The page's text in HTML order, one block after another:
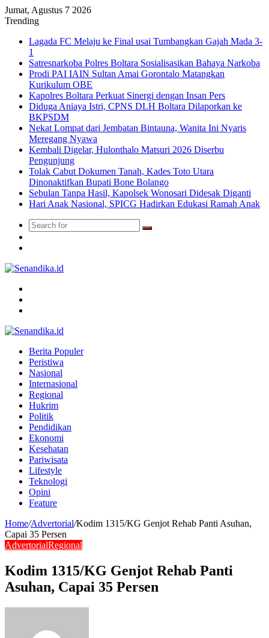
Jumat, Agustus 7 2026
Trending
Lagada FC Melaju ke Final usai Tumbangkan Gajah Mada 3-
1
Satresnarkoba Polres Boltara Sosialisasikan Bahaya Narkoba
Prodi PAI IAIN Sultan Amai Gorontalo Matangkan
Kurikulum OBE
Kapolres Boltara Perkuat Sinergi dengan Insan Pers
Diduga Aniaya Istri, CPNS DLH Boltara Dilaporkan ke
BKPSDM
Nekat Lompat dari Jembatan Bintauna, Wanita Ini Nyaris
Meregang Nyawa
Kembali Digelar, Hulonthalo Matsuri 2026 Diserbu
Pengunjung
Tolak Cabut Dokumen Tanah, Kades Toto Utara
Dinonaktifkan Bupati Bone Bolango
Sebulan Tanpa Hasil, Kapolsek Wonosari Didesak Diganti
Hari Anak Nasional, SPICG Hadirkan Edukasi Ramah Anak
Search
Berita Populer
Peristiwa
Nasional
Internasional
Regional
Hukrim
Politik
Pendidikan
Ekonomi
Kesehatan
Pariwisata
Lifestyle
Teknologi
Opini
Feature
Home/Advertorial/Kodim 1315/KG Genjot Rehab Panti Asuhan,
Capai 35 Persen
AdvertorialRegional
Kodim 1315/KG Genjot Rehab Panti
Asuhan, Capai 35 Persen